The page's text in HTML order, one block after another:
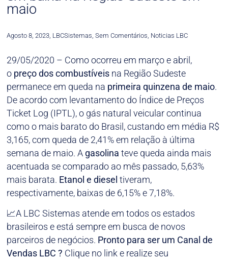
maio
Agosto 8, 2023, LBCSistemas, Sem Comentários, Noticias LBC
29/05/2020 – Como ocorreu em março e abril,
o preço dos combustíveis na Região Sudeste
permanece em queda na primeira quinzena de maio.
De acordo com levantamento do Índice de Preços
Ticket Log (IPTL), o gás natural veicular continua
como o mais barato do Brasil, custando em média R$
3,165, com queda de 2,41% em relação à última
semana de maio. A gasolinateve queda ainda mais
acentuada se comparado ao mês passado, 5,63%
mais barata. Etanol e diesel tiveram,
respectivamente, baixas de 6,15% e 7,18%.
📈A LBC Sistemas atende em todos os estados
brasileiros e está sempre em busca de novos
parceiros de negócios. Pronto para ser um Canal de
Vendas LBC ? Clique no link e realize seu